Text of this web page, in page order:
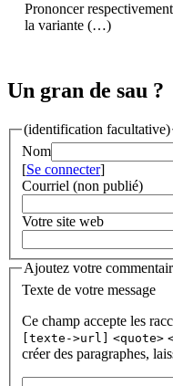
Prononcer
la variante (…)
Un gran de sau ?
(identification facultative)
Nom
[Se connecter]
Courriel (non publié)
Votre site web
Ajoutez votre
Texte de votre message
Ce champ accepte les
[texte->url] <quote>
créer des paragraphes,